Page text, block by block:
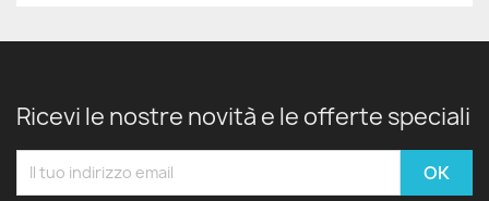
Ricevi le nostre novità e le offerte speciali